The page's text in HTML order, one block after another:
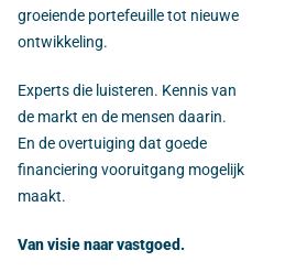
groeiende portefeuille tot nieuwe
ontwikkeling.
Experts die luisteren. Kennis van
de markt en de mensen daarin.
En de overtuiging dat goede
financiering vooruitgang mogelijk
maakt.
Van visie naar vastgoed.